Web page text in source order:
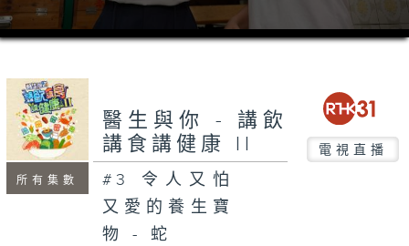
0
seconds
minutes,
seconds
所有集數
醫生與你 - 講飲
講食講健康 II
電視直播
#3 令人又怕
又愛的養生寶
物 - 蛇